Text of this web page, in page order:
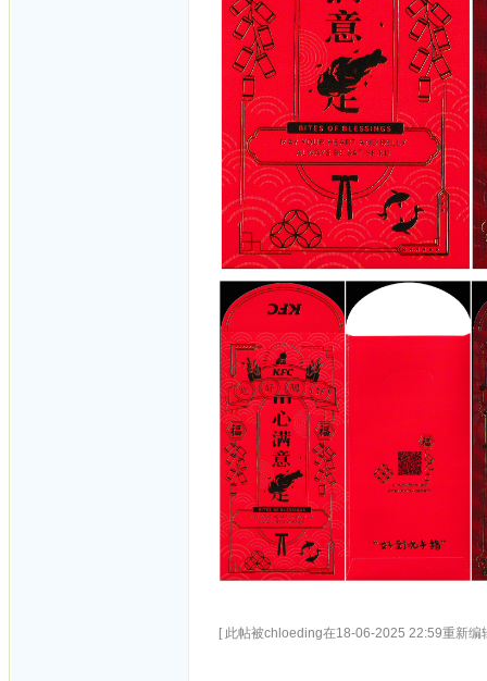
[ 此帖被chloeding在18-06-2025 22:59重新编